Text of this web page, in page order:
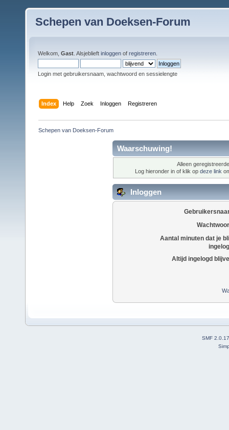
Schepen van Doeksen-Forum
Welkom, Gast . Alsjeblieft inloggen of registreren
Login met gebruikersnaam, wachtwoord en sessielengte
Index Help Zoek Inloggen Registreren
Schepen van Doeksen-Forum
Waarschuwing!
Alleen
Log hieronder in of klik op deze link
Inloggen
Aantal minuten dat je
Altijd ingelogd
SMF 2.0.17